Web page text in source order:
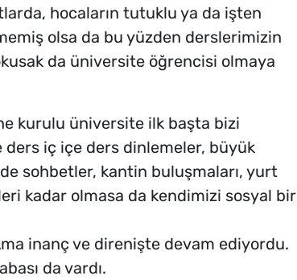
hocaların tutuklu ya da işten
olsa da bu yüzden derslerimizin
da üniversite öğrencisi olmaya
kurulu üniversite ilk başta bizi
iç içe ders dinlemeler, büyük
sohbetler, kantin buluşmaları, yurt
kadar olmasa da kendimizi sosyal bir
inanç ve direnişte devam ediyordu.
da vardı.